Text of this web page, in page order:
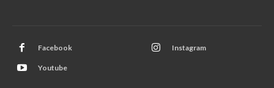
Facebook Instagram
Youtube